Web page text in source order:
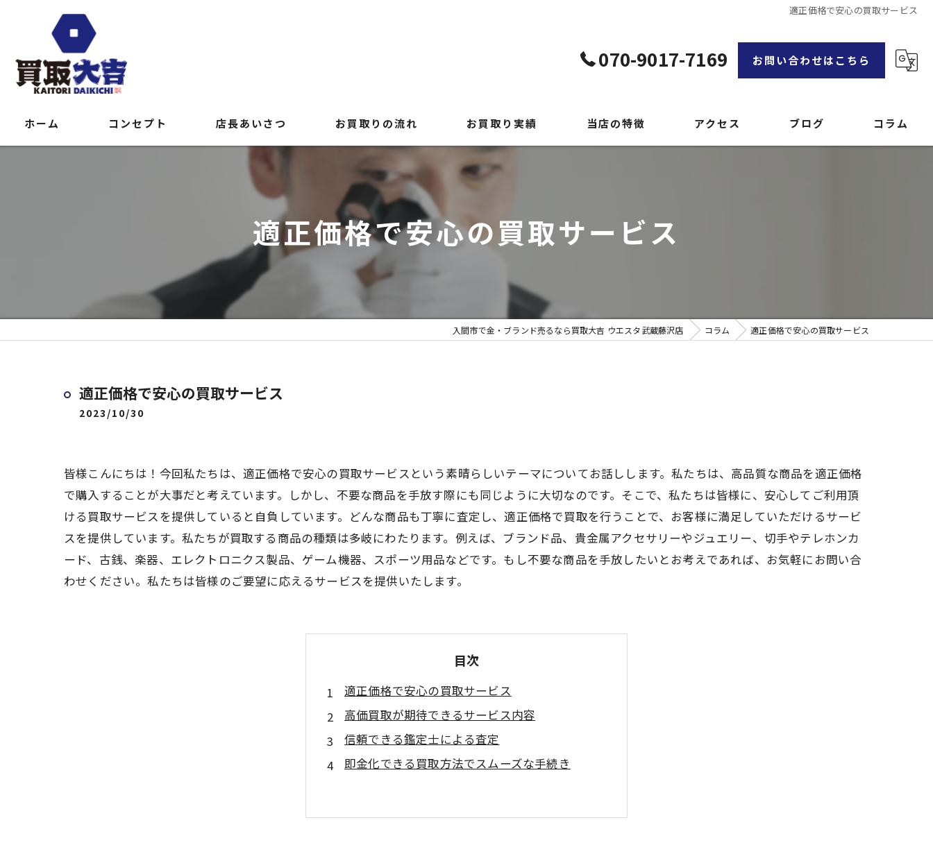
適正価格で安心の買取サービス
070-9017-7169 お問い合わせはこちら
ホーム コンセプト 店長あいさつ お買取りの流れ
よくある質問
お買取り実績 当店の特徴
ブランド品
不用品買取・遺品整理
アクセス ブログ コラム
適正価格で安心の買取サービス
入間市で金・ブランド売るなら買取大吉 ウエスタ武蔵藤沢店 コラム 適正価格で安心の買取サービス
適正価格で安心の買取サービス
2023/10/30
皆様こんにちは！今回私たちは、適正価格で安心の買取サービスという素晴らしいテーマについてお話しします。私たちは、高品質な商品を適正価格
で購入することが大事だと考えています。しかし、不要な商品を手放す際にも同じように大切なのです。そこで、私たちは皆様に、安心してご利用頂
ける買取サービスを提供していると自負しています。どんな商品も丁寧に査定し、適正価格で買取を行うことで、お客様に満足していただけるサービ
スを提供しています。私たちが買取する商品の種類は多岐にわたります。例えば、ブランド品、貴金属アクセサリーやジュエリー、切手やテレホンカ
ード、古銭、楽器、エレクトロニクス製品、ゲーム機器、スポーツ用品などです。もし不要な商品を手放したいとお考えであれば、お気軽にお問い合
わせください。私たちは皆様のご要望に応えるサービスを提供いたします。
目次
適正価格で安心の買取サービス
高価買取が期待できるサービス内容
信頼できる鑑定士による査定
即金化できる買取方法でスムーズな手続き